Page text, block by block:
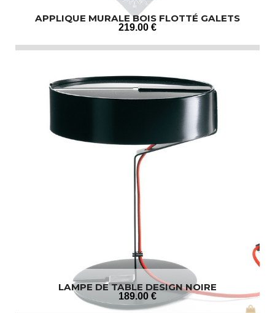
APPLIQUE MURALE BOIS FLOTTÉ GALETS
219.00 €
LAMPE DE TABLE DESIGN NOIRE
189.00 €